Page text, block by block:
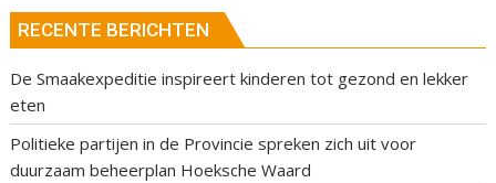
RECENTE BERICHTEN
De Smaakexpeditie inspireert kinderen tot gezond en lekker
eten
Politieke partijen in de Provincie spreken zich uit voor
duurzaam beheerplan Hoeksche Waard